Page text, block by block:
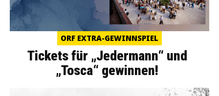
ORF EXTRA-GEWINNSPIEL
Tickets für „Jedermann“ und
„Tosca“ gewinnen!